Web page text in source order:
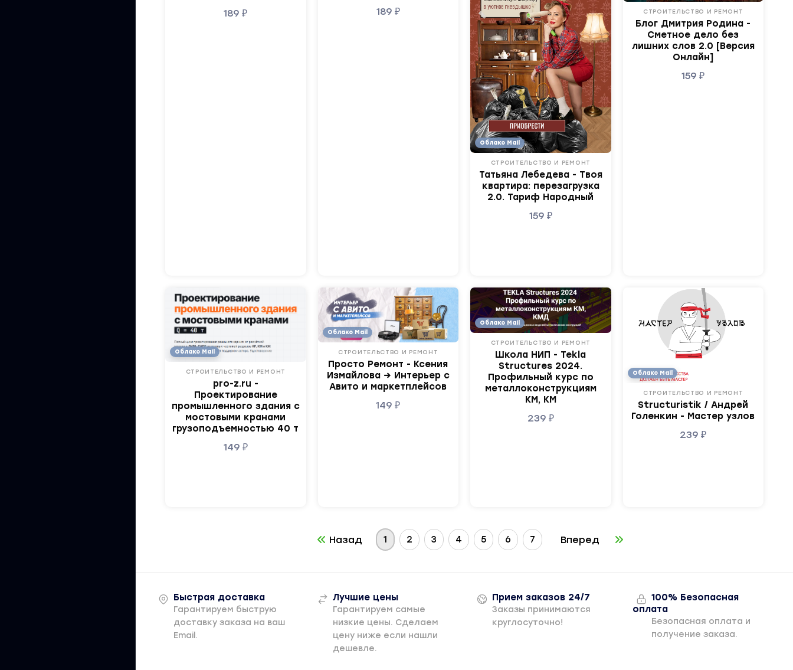
189₽ 189 ₽
Облако Mail
СТРОИТЕЛЬСТВО И РЕМОНТ
Татьяна Лебедева - Твоя
квартира: перезагрузка
2.0. Тариф Народный
159 ₽
СТРОИТЕЛЬСТВО И РЕМОНТ
Блог Дмитрия Родина -
Сметное дело без
лишних слов 2.0 [Версия
Онлайн]
159₽
Облако Mail
СТРОИТЕЛЬСТВО И РЕМОНТ
pro-z.ru -
Проектирование
промышленного здания с
мостовыми кранами
грузоподъемностью 40 т
149 ₽
Облако Mail
СТРОИТЕЛЬСТВО И РЕМОНТ
Просто Ремонт - Ксения
Измайлова → Интерьер с
Авито и маркетплейсов
149₽
Облако Mail
СТРОИТЕЛЬСТВО И РЕМОНТ
Школа НИП - Tekla
Structures 2024.
Профильный курс по
металлоконструкциям
КМ, КМ
239 ₽
Облако Mail
СТРОИТЕЛЬСТВО И РЕМОНТ
Structuristik / Андрей
Голенкин - Мастер узлов
239₽
Назад 1 2 3 4 5 6 7 Вперед
Быстрая доставка
Гарантируем быструю
доставку заказа на ваш
Email.
Лучшие цены
Гарантируем самые
низкие цены. Сделаем
цену ниже если нашли
дешевле.
Прием заказов 24/7
Заказы принимаются
круглосуточно!
100% Безопасная
оплата
Безопасная оплата и
получение заказа.